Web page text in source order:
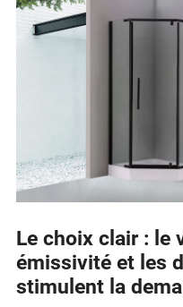
Le choix clair : le
émissivité et les
stimulent la